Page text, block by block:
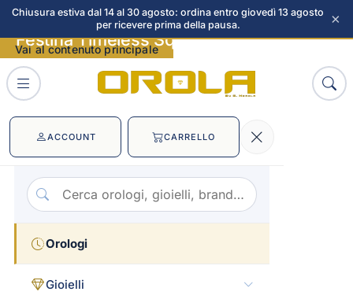
Chiusura estiva dal 14 al 30 agosto: ordina entro giovedì 13 agosto
per ricevere prima della pausa.
×
Vai al contenuto principale
ACCOUNT CARRELLO
Orologi
Gioielli
Festina Timeless Square immagini